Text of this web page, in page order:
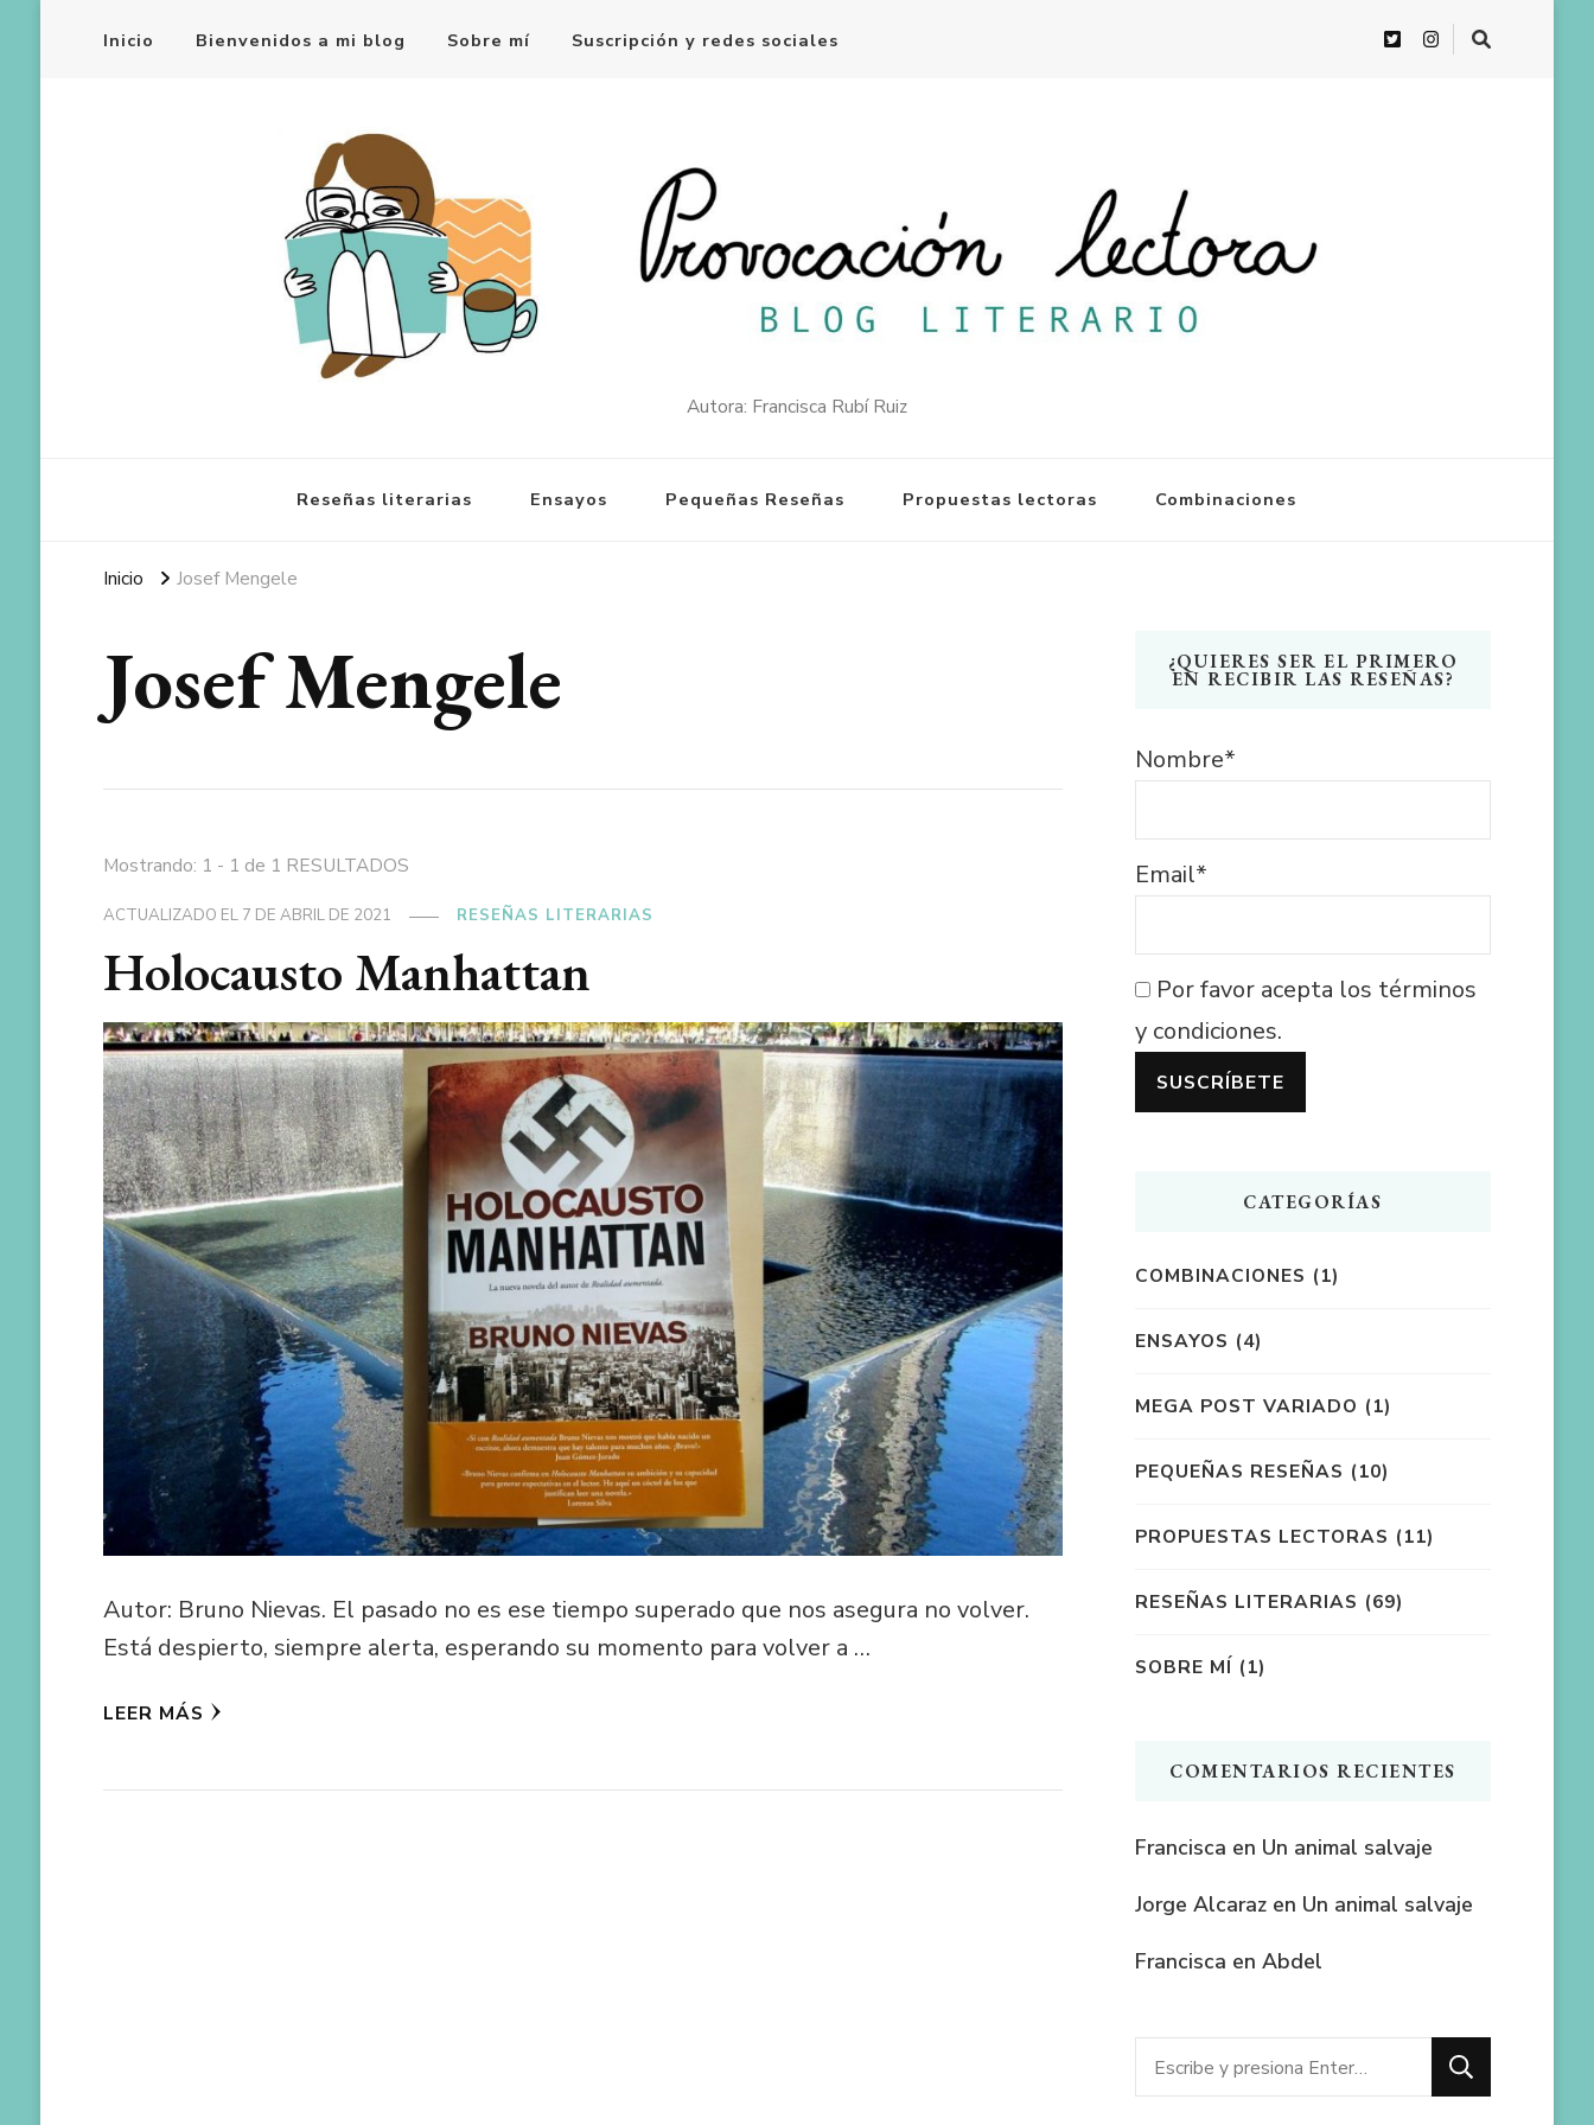
Inicio Bienvenidos a mi blog Sobre mí Suscripción y redes sociales
Autora: Francisca Rubí Ruiz
Reseñas literarias Ensayos Pequeñas Reseñas Propuestas lectoras Combinaciones
Inicio Josef Mengele
Josef Mengele
Mostrando: 1 - 1 de 1 RESULTADOS
ACTUALIZADO EL 7 DE ABRIL DE 2021 RESEÑAS LITERARIAS
Holocausto Manhattan
Autor: Bruno Nievas. El pasado no es ese tiempo superado que nos asegura no volver.
Está despierto, siempre alerta, esperando su momento para volver a …
LEER MÁS
¿QUIERES SER EL PRIMERO
EN RECIBIR LAS RESEÑAS?
Nombre*
Email*
Por favor acepta los términos
y condiciones.
CATEGORÍAS
COMBINACIONES (1)
ENSAYOS (4)
MEGA POST VARIADO (1)
PEQUEÑAS RESEÑAS (10)
PROPUESTAS LECTORAS (11)
RESEÑAS LITERARIAS (69)
SOBRE MÍ (1)
COMENTARIOS RECIENTES
Francisca en Un animal salvaje
Jorge Alcarazen Un animal salvaje
Francisca en Abdel
¿Buscas
algo?